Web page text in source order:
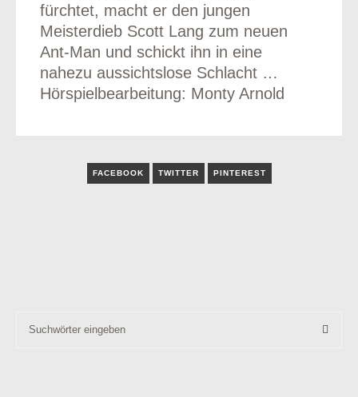
fürchtet, macht er den jungen
Meisterdieb Scott Lang zum neuen
Ant-Man und schickt ihn in eine
nahezu aussichtslose Schlacht …
Hörspielbearbeitung: Monty Arnold
FACEBOOK TWITTER PINTEREST